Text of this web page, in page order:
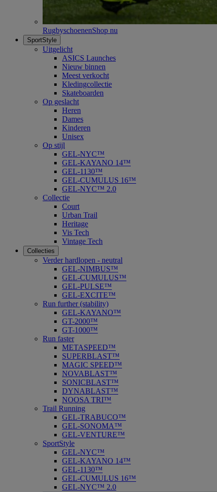
RugbyschoenenShop nu
SportStyle
Uitgelicht
ASICS Launches
Nieuw binnen
Meest verkocht
Kledingcollectie
Skateboarden
Op geslacht
Heren
Dames
Kinderen
Unisex
Op stijl
GEL-NYC™
GEL-KAYANO 14™
GEL-1130™
GEL-CUMULUS 16™
GEL-NYC™ 2.0
Collectie
Court
Urban Trail
Heritage
Vis Tech
Vintage Tech
Collecties
Verder hardlopen - neutral
GEL-NIMBUS™
GEL-CUMULUS™
GEL-PULSE™
GEL-EXCITE™
Run further (stability)
GEL-KAYANO™
GT-2000™
GT-1000™
Run faster
METASPEED™
SUPERBLAST™
MAGIC SPEED™
NOVABLAST™
SONICBLAST™
DYNABLAST™
NOOSA TRI™
Trail Running
GEL-TRABUCO™
GEL-SONOMA™
GEL-VENTURE™
SportStyle
GEL-NYC™
GEL-KAYANO 14™
GEL-1130™
GEL-CUMULUS 16™
GEL-NYC™ 2.0